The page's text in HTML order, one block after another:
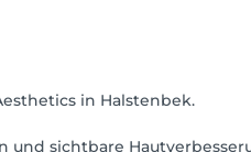
in Halstenbek.
und sichtbare